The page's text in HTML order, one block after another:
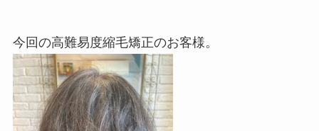
今回の高難易度縮毛矯正のお客様。